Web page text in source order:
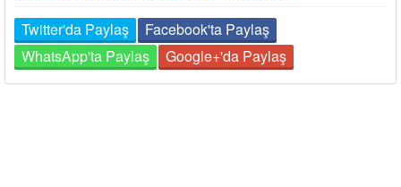
Twitter'da Paylaş
Facebook'ta Paylaş
WhatsApp'ta Paylaş
Google+'da Paylaş